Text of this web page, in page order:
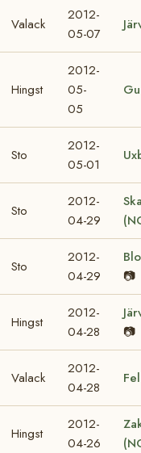
Valack
2012-
05-07
Hingst
2012-
05-
05
Sto
2012-
05-01
Sto
2012-
04-29
Sto
2012-
04-29
📷
Hingst
2012-
04-28
📷
Valack
2012-
04-28
Hingst
2012-
04-26